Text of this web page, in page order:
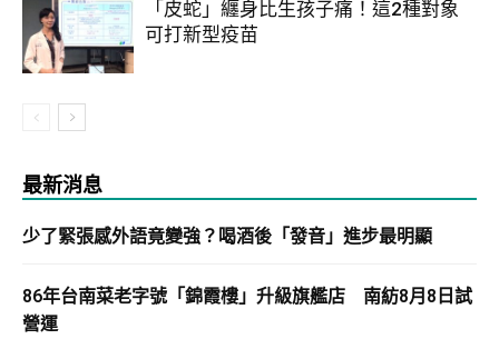
「皮蛇」纏身比生孩子痛！這2種對象
可打新型疫苗
最新消息
少了緊張感外語竟變強？喝酒後「發音」進步最明顯
86年台南菜老字號「錦霞樓」升級旗艦店 南紡8月8日試
營運